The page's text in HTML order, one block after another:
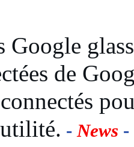
Google
de
-News -